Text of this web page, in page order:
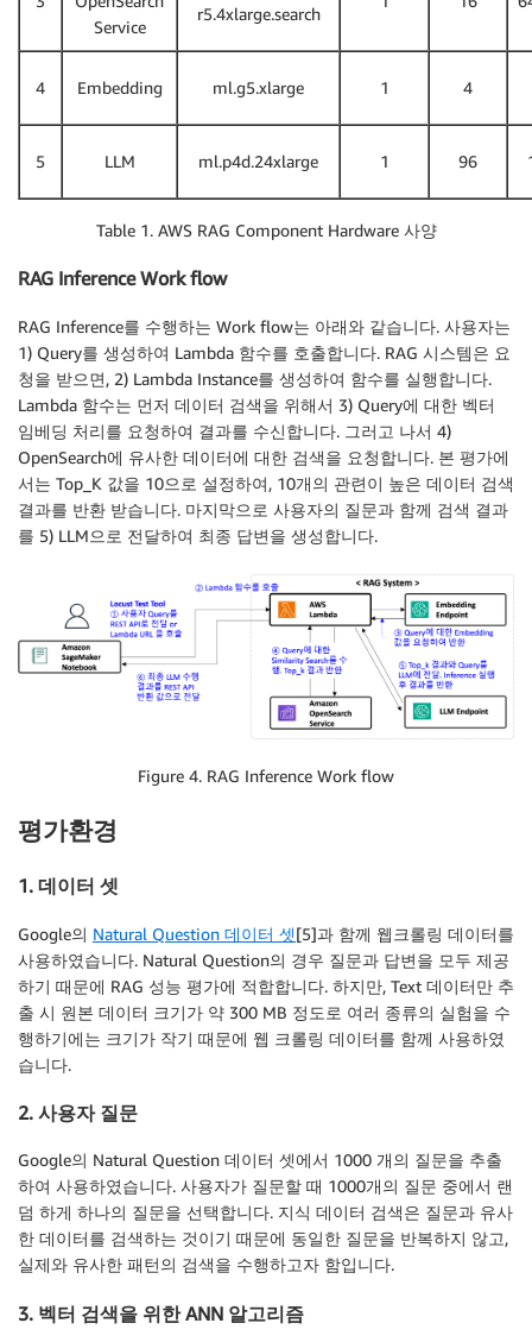
Service
r5.4xlarge.search
4 Embedding ml.g5.xlarge 1 4
5 LLM ml.p4d.24xlarge 1 96
Table 1. AWS RAG Component Hardware 사양
RAG Inference Work flow
RAG Inference를 수행하는 Work flow는 아래와 같습니다. 사용자는
1) Query를 생성하여 Lambda 함수를 호출합니다. RAG 시스템은 요
청을 받으면, 2) Lambda Instance를 생성하여 함수를 실행합니다.
Lambda 함수는 먼저 데이터 검색을 위해서 3) Query에 대한 벡터
임베딩 처리를 요청하여 결과를 수신합니다. 그러고 나서 4)
OpenSearch에 유사한 데이터에 대한 검색을 요청합니다. 본 평가에
서는 Top_K 값을 10으로 설정하여, 10개의 관련이 높은 데이터 검색
결과를 반환 받습니다. 마지막으로 사용자의 질문과 함께 검색 결과
를 5) LLM으로 전달하여 최종 답변을 생성합니다.
Figure 4. RAG Inference Work flow
평가환경
1. 데이터 셋
Google의 Natural Question 데이터 셋[5]과 함께 웹크롤링 데이터를
사용하였습니다. Natural Question의 경우 질문과 답변을 모두 제공
하기 때문에 RAG 성능 평가에 적합합니다. 하지만, Text 데이터만 추
출 시 원본 데이터 크기가 약 300 MB 정도로 여러 종류의 실험을 수
행하기에는 크기가 작기 때문에 웹 크롤링 데이터를 함께 사용하였
습니다.
2. 사용자 질문
Google의 Natural Question 데이터 셋에서 1000 개의 질문을 추출
하여 사용하였습니다. 사용자가 질문할 때 1000개의 질문 중에서 랜
덤 하게 하나의 질문을 선택합니다. 지식 데이터 검색은 질문과 유사
한 데이터를 검색하는 것이기 때문에 동일한 질문을 반복하지 않고,
실제와 유사한 패턴의 검색을 수행하고자 함입니다.
3. 벡터 검색을 위한 ANN 알고리즘